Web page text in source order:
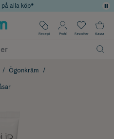
inom Skönhet
för 20% över 649kr
& hudterapeuter
på alla köp*
Recept Profil Favoriter Kassa
Ögonkräm